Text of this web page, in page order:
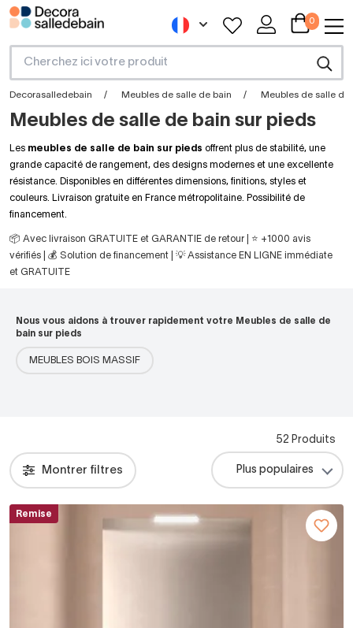
0
Decorasalledebain Meubles de salle de bain Meubles de salle de
Meubles de salle de bain sur pieds
Les meubles de salle de bain sur pieds offrent plus de stabilité, une
grande capacité de rangement, des designs modernes et une excellente
résistance. Disponibles en différentes dimensions, finitions, styles et
couleurs. Livraison gratuite en France métropolitaine. Possibilité de
financement.
📦 Avec livraison GRATUITE et GARANTIE de retour | ⭐ +1000 avis
vérifiés | 💰 Solution de financement | 💡 Assistance EN LIGNE immédiate
et GRATUITE
Nous vous aidons à trouver rapidement votre Meubles de salle de
bain sur pieds
MEUBLES BOIS MASSIF
Montrer filtres
52 Produits
Remise